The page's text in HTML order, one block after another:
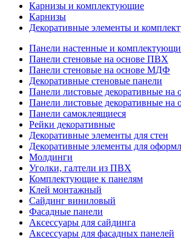
Карнизы и комплектующие
Карнизы
Декоративные элементы и
Панели настенные и
Панели стеновые на основе ПВХ
Панели стеновые на основе МДФ
Декоративные стеновые панели
Панели листовые декоративные на
Панели листовые декоративные
Панели самоклеящиеся
Рейки декоративные
Декоративные элементы для стен
Декоративные элементы для
Молдинги
Уголки, галтели из ПВХ
Комплектующие к панелям
Клей монтажный
Сайдинг виниловый
Фасадные панели
Аксессуары для сайдинга
Аксессуары для фасадных панелей